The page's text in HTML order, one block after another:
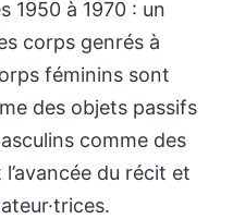
1950 à 1970 : un
corps genrés à
féminins sont
des objets passifs
comme des
du récit et